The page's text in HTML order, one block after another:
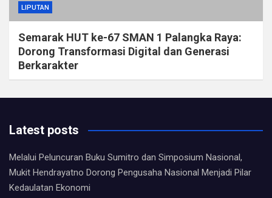
LIPUTAN
Semarak HUT ke-67 SMAN 1 Palangka Raya:
Dorong Transformasi Digital dan Generasi
Berkarakter
Latest posts
Melalui Peluncuran Buku Sumitro dan Simposium Nasional,
Mukit Hendrayatno Dorong Pengusaha Nasional Menjadi Pilar
Kedaulatan Ekonomi